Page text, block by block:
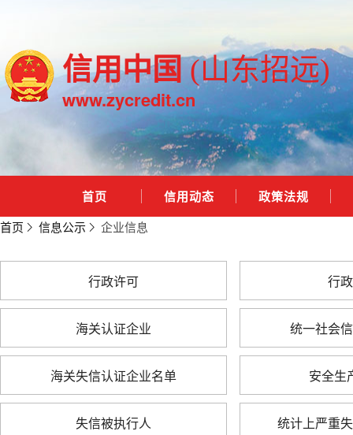
信用中国(山东招远)
www.zycredit.cn
首页 信用动态 政策法规
首页 信息公示 企业信息
行政许可 行
海关认证企业 统一社会
海关失信认证企业名单 安全生
失信被执行人 统计上严重